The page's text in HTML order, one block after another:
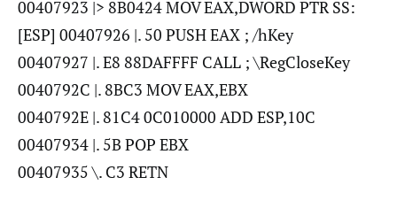
00407923 |> 8B0424 MOV EAX,DWORD PTR SS:
[ESP] 00407926 |. 50 PUSH EAX ; /hKey
00407927 |. E8 88DAFFFF CALL ; \RegCloseKey
0040792C |. 8BC3 MOV EAX,EBX
0040792E |. 81C4 0C010000 ADD ESP,10C
00407934 |. 5B POP EBX
00407935 \. C3 RETN